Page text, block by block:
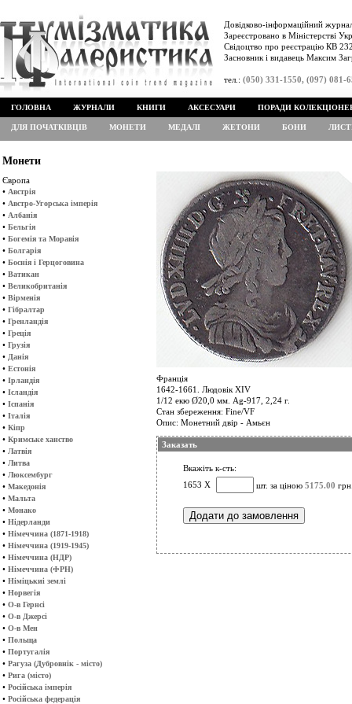
Довідково-інформаційний
Зареєстровано в Міністерстві
Свідоцтво про реєстрацію КВ
Засновник і видавець Максим
тел.: (050) 331-1550, (097) 081-
ГОЛОВНА ЖУРНАЛИ КНИГИ АКСЕСУАРИ ПОРАДИ
ДЛЯ ПОЧАТКІВЦІВ МОНЕТИ МЕДАЛІ ЖЕТОНИ БОНИ
Монети
Європа
• Австрія
• Австро-Угорська імперія
• Албанія
• Бельгія
• Богемія та Моравія
• Болгарія
• Боснія і Герцоговина
• Ватикан
• Великобританія
• Вірменія
• Гібралтар
• Гренландія
• Греція
• Грузія
• Данія
• Естонія
• Ірландія
• Ісландія
• Іспанія
• Італія
• Кіпр
• Кримське ханство
• Латвія
• Литва
• Люксембург
• Македонія
• Мальта
• Монако
• Нідерланди
• Німеччина (1871-1918)
• Німеччина (1919-1945)
• Німеччина (НДР)
• Німеччина (ФРН)
• Німіцькиі землі
• Норвегія
• О-в Гернсі
• О-в Джерсі
• О-в Мен
• Польща
• Португалія
• Рагуза (Дубровнік - місто)
• Рига (місто)
• Російська імперія
• Російська федерація
Франція
1642-1661. Людовік ХІV
1/12 екю Ø20,0 мм. Ag-917, 2,24 г.
Стан збереження: Fine/VF
Опис: Монетний двір - Амьєн
Заказать
Вкажіть к-сть:
1653 Х
шт. за ціною 5175.00